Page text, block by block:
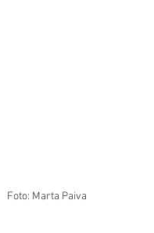
Foto: Marta Paiva